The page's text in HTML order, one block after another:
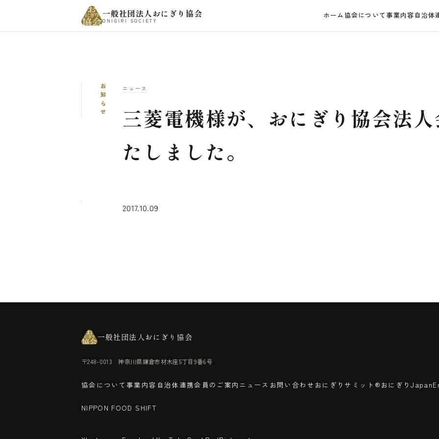
一般社団法人おにぎり協会
ONIGIRI SOCIETY
ホーム協会について 事業内容 自治体
お知らせ ニュース
三菱電機様が、おにぎり協会法
たしました。
2017.10.09
一般社団法人おにぎり協会
〒248-0013 神奈川県鎌倉市材木座5丁目9番6号
協会について事業内容 自治体連携会員のご案内 ニュース お問い合わせ おにぎりサミット® おにぎりJapan
NIPPON FOOD SHIFT